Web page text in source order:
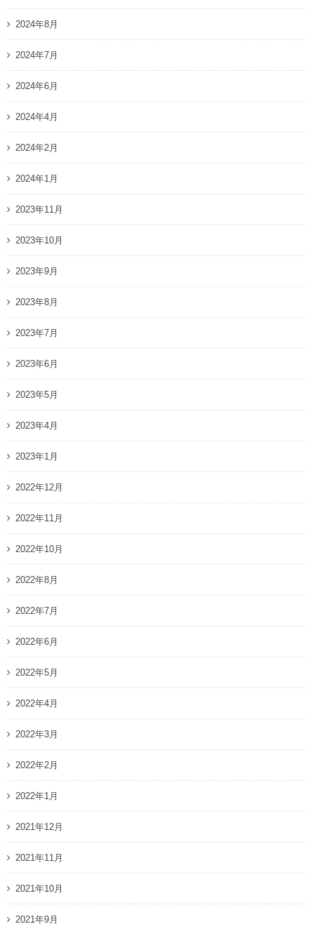
2024年8月
2024年7月
2024年6月
2024年4月
2024年2月
2024年1月
2023年11月
2023年10月
2023年9月
2023年8月
2023年7月
2023年6月
2023年5月
2023年4月
2023年1月
2022年12月
2022年11月
2022年10月
2022年8月
2022年7月
2022年6月
2022年5月
2022年4月
2022年3月
2022年2月
2022年1月
2021年12月
2021年11月
2021年10月
2021年9月